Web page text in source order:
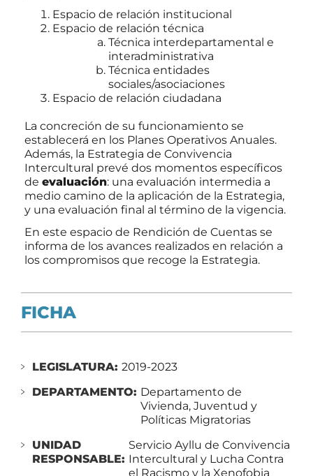
Espacio de relación institucional
Espacio de relación técnica
Técnica interdepartamental e
interadministrativa
Técnica entidades
sociales/asociaciones
Espacio de relación ciudadana
La concreción de su funcionamiento se
establecerá en los Planes Operativos Anuales.
Además, la Estrategia de Convivencia
Intercultural prevé dos momentos específicos
de evaluación: una evaluación intermedia a
medio camino de la aplicación de la Estrategia,
y una evaluación final al término de la vigencia.
En este espacio de Rendición de Cuentas se
informa de los avances realizados en relación a
los compromisos que recoge la Estrategia.
FICHA
LEGISLATURA: 2019-2023
DEPARTAMENTO: Departamento de
Vivienda, Juventud y
Políticas Migratorias
UNIDAD
RESPONSABLE:
Servicio Ayllu de Convivencia
Intercultural y Lucha Contra
el Racismo y la Xenofobia